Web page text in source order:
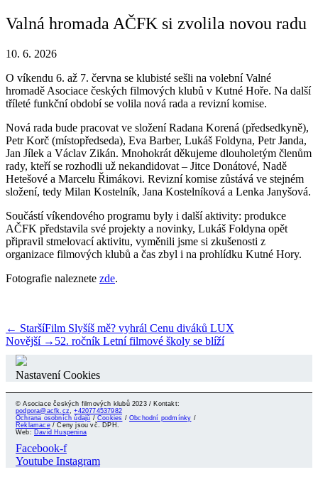
Valná hromada AČFK si zvolila novou radu
10. 6. 2026
O víkendu 6. až 7. června se klubisté sešli na volební Valné
hromadě Asociace českých filmových klubů v Kutné Hoře. Na další
tříleté funkční období se volila nová rada a revizní komise.
Nová rada bude pracovat ve složení Radana Korená (předsedkyně),
Petr Korč (místopředseda), Eva Barber, Lukáš Foldyna, Petr Janda,
Jan Jílek a Václav Zikán. Mnohokrát děkujeme dlouholetým členům
rady, kteří se rozhodli už nekandidovat – Jitce Donátové, Nadě
Hetešové a Marcelu Řimákovi. Revizní komise zůstává ve stejném
složení, tedy Milan Kostelník, Jana Kostelníková a Lenka Janyšová.
Součástí víkendového programu byly i další aktivity: produkce
AČFK představila své projekty a novinky, Lukáš Foldyna opět
připravil stmelovací aktivitu, vyměnili jsme si zkušenosti z
organizace filmových klubů a čas zbyl i na prohlídku Kutné Hory.
Fotografie naleznete zde.
← StaršíFilm Slyšíš mě? vyhrál Cenu diváků LUX
Novější → 52. ročník Letní filmové školy se blíží
Nastavení Cookies
© Asociace českých filmových klubů 2023 / Kontakt:
podpora@acfk.cz ,+420774537982
Ochrana osobních údajů /Cookies /Obchodní podmínky /
Reklamace/ Ceny jsou vč. DPH.
Web: David Huspenina
Facebook-f
Youtube Instagram